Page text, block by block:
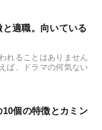
適職。向いている
れることはありません
ば、ドラマの何気ない
10個の特徴とカミン